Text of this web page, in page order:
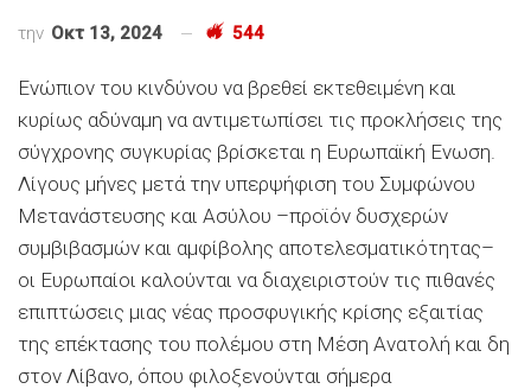
την Οκτ 13, 2024 544
Ενώπιον του κινδύνου να βρεθεί εκτεθειμένη και
κυρίως αδύναμη να αντιμετωπίσει τις προκλήσεις της
σύγχρονης συγκυρίας βρίσκεται η Ευρωπαϊκή Ενωση.
Λίγους μήνες μετά την υπερψήφιση του Συμφώνου
Μετανάστευσης και Ασύλου –προϊόν δυσχερών
συμβιβασμών και αμφίβολης αποτελεσματικότητας–
οι Ευρωπαίοι καλούνται να διαχειριστούν τις πιθανές
επιπτώσεις μιας νέας προσφυγικής κρίσης εξαιτίας
της επέκτασης του πολέμου στη Μέση Ανατολή και δη
στον Λίβανο, όπου φιλοξενούνται σήμερα